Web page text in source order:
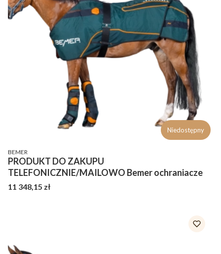
Niedostępny
PRODUCENT
BEMER
PRODUKT DO ZAKUPU
TELEFONICZNIE/MAILOWO Bemer ochraniacze
Cena
11 348,15 zł